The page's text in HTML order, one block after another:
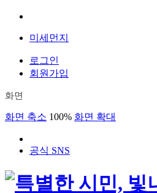
미세먼지
로그인
회원가입
화면
화면 축소 100% 화면 확대
공식 SNS